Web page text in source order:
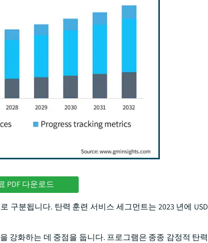
PDF 다운로드
구분됩니다. 탄력 훈련 서비스 세그먼트는 2023 년에 USD
강화하는 데 중점을 둡니다. 프로그램은 종종 감정적 탄력